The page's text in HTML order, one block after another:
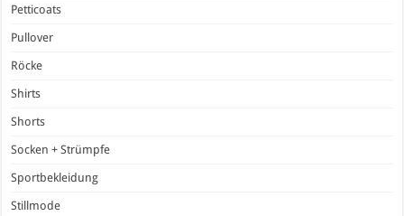
Petticoats
Pullover
Röcke
Shirts
Shorts
Socken + Strümpfe
Sportbekleidung
Stillmode